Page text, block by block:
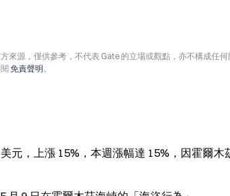
來源，僅供參考，不代表 Gate 的立場或觀點，亦不構成任
免責聲明。
元，上漲 15%，本週漲幅達 15%，因霍爾木